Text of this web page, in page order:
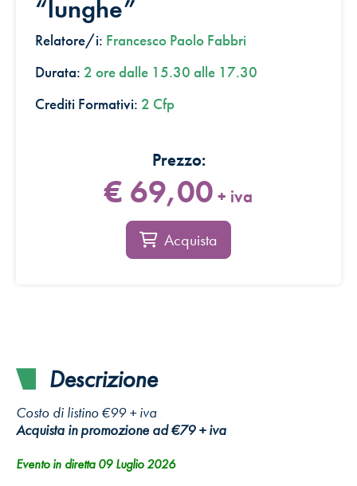
“lunghe”
Relatore/i: Francesco Paolo Fabbri
Durata: 2 ore dalle 15.30 alle 17.30
Crediti Formativi: 2 Cfp
€ 69,00 + iva
Acquista
Descrizione
Costo di listino €99 + iva
Acquista in promozione ad €79 + iva
Evento in diretta 09 Luglio 2026